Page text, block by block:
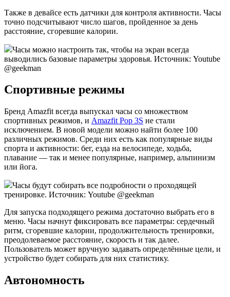
Также в девайсе есть датчики для контроля активности. Часы
точно подсчитывают число шагов, пройденное за день
расстояние, сгоревшие калории.
Часы можно настроить так, чтобы на экран всегда
выводились базовые параметры здоровья. Источник: Youtube
@geekman
Спортивные режимы
Бренд Amazfit всегда выпускал часы со множеством
спортивных режимов, и Amazfit Pop 3S не стали
исключением. В новой модели можно найти более 100
различных режимов. Среди них есть как популярные виды
спорта и активности: бег, езда на велосипеде, ходьба,
плавание — так и менее популярные, например, альпинизм
или йога.
Часы будут собирать все подробности о проходящей
тренировке. Источник: Youtube @geekman
Для запуска подходящего режима достаточно выбрать его в
меню. Часы начнут фиксировать все параметры: сердечный
ритм, сгоревшие калории, продолжительность тренировки,
преодолеваемое расстояние, скорость и так далее.
Пользователь может вручную задавать определённые цели, и
устройство будет собирать для них статистику.
Автономность